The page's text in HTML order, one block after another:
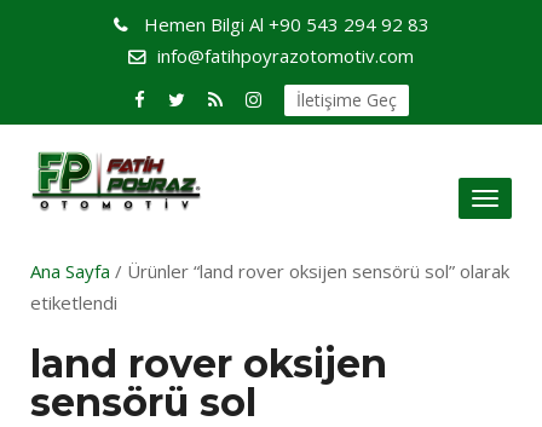
Hemen Bilgi Al +90 543 294 92 83
info@fatihpoyrazotomotiv.com
İletişime Geç
Toggle
Ana Sayfa / Ürünler “land rover oksijen sensörü sol” olarak
etiketlendi
land rover oksijen
sensörü sol